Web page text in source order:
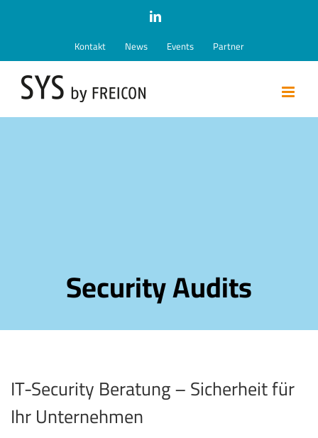
springen
LinkedIn
Kontakt News Events Partner
Security Audits
IT-Security Beratung – Sicherheit für
Ihr Unternehmen